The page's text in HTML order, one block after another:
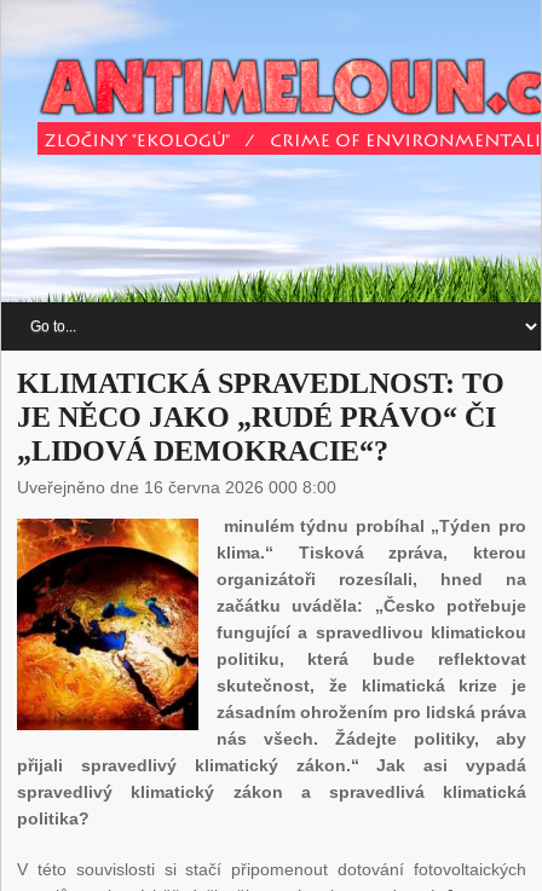
KLIMATICKÁ SPRAVEDLNOST: TO
JE NĚCO JAKO „RUDÉ PRÁVO“ ČI
„LIDOVÁ DEMOKRACIE“?
Uveřejněno dne 16 června 2026 000 8:00
minulém týdnu probíhal „Týden pro
klima.“ Tisková zpráva, kterou
organizátoři rozesílali, hned na
začátku uváděla: „Česko potřebuje
fungující a spravedlivou klimatickou
politiku, která bude reflektovat
skutečnost, že klimatická krize je
zásadním ohrožením pro lidská práva
nás všech. Žádejte politiky, aby
přijali spravedlivý klimatický zákon.“ Jak asi vypadá
spravedlivý klimatický zákon a spravedlivá klimatická
politika?
V této souvislosti si stačí připomenout dotování fotovoltaických